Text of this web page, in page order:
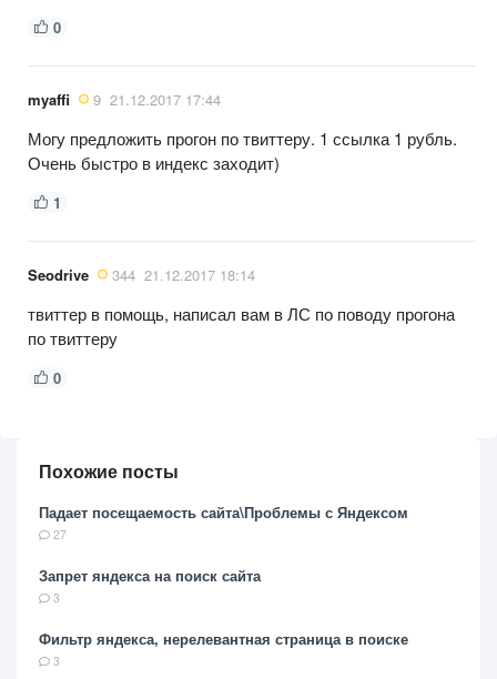
0
myaffi 9 21.12.2017 17:44
Могу предложить прогон по твиттеру. 1 ссылка 1 рубль.
Очень быстро в индекс заходит)
1
Seodrive 344 21.12.2017 18:14
твиттер в помощь, написал вам в ЛС по поводу прогона
по твиттеру
0
Похожие посты
Падает посещаемость сайта\Проблемы с Яндексом
27
Запрет яндекса на поиск сайта
3
Фильтр яндекса, нерелевантная страница в поиске
3